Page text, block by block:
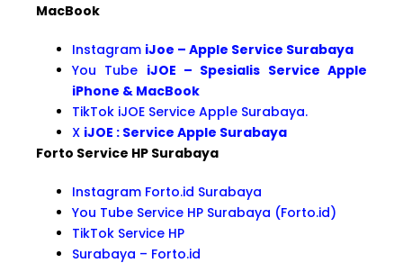
MacBook
Instagram iJoe – Apple Service Surabaya
You Tube iJOE – Spesialis Service Apple
iPhone & MacBook
TikTok iJOE Service Apple Surabaya.
X iJOE : Service Apple Surabaya
Forto Service HP Surabaya
Instagram Forto.id Surabaya
You Tube Service HP Surabaya (Forto.id)
TikTok Service HP
Surabaya – Forto.id